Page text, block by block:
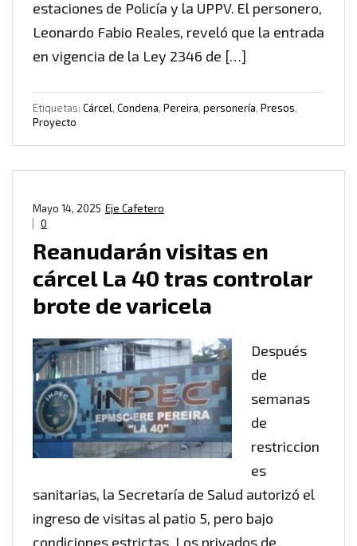
estaciones de Policía y la UPPV. El personero,
Leonardo Fabio Reales, reveló que la entrada
en vigencia de la Ley 2346 de […]
Etiquetas: Cárcel, Condena, Pereira, personería, Presos,
Proyecto
Eje Cafetero
Mayo 14, 2025
0
Reanudarán visitas en
cárcel La 40 tras controlar
brote de varicela
Después
de
semanas
de
restriccion
es
sanitarias, la Secretaría de Salud autorizó el
ingreso de visitas al patio 5, pero bajo
condiciones estrictas. Los privados de